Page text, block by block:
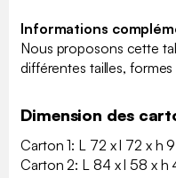
Informations
Nous proposons cette
différentes tailles,
Dimension des
Carton 1: L 72 x l 72 x h
Carton 2: L 84 x l 58 x h